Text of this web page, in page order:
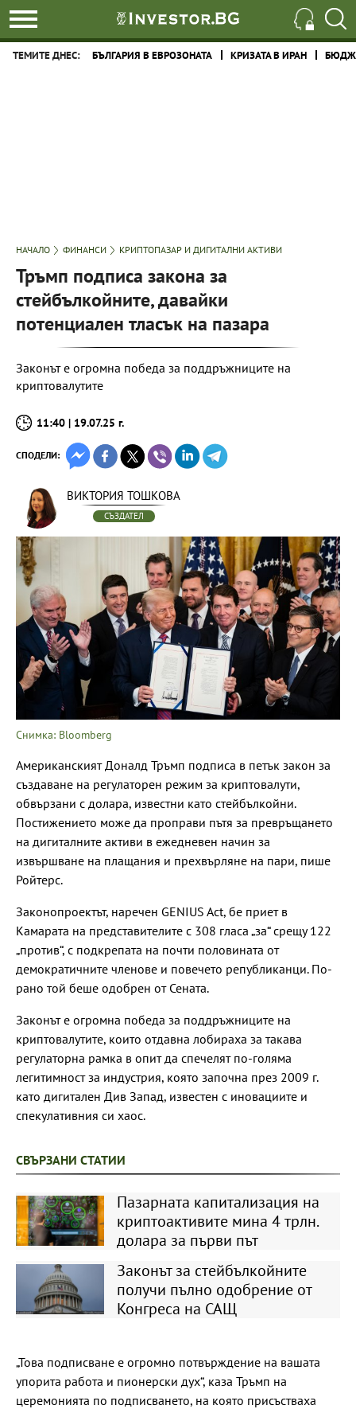
ТЕМИТЕ ДНЕС: БЪЛГАРИЯ В ЕВРОЗОНАТА КРИЗАТА В ИРАН
НАЧАЛО ФИНАНСИ КРИПТОПАЗАР И ДИГИТАЛНИ АКТИВИ
Тръмп подписа закона за
стейбълкойните, давайки
потенциален тласък на пазара
Законът е огромна победа за поддръжниците на
криптовалутите
11:40 | 19.07.25 г.
СПОДЕЛИ:
ВИКТОРИЯ ТОШКОВА
СЪЗДАТЕЛ
Снимка: Bloomberg
Американският Доналд Тръмп подписа в петък закон за
създаване на регулаторен режим за криптовалути,
обвързани с долара, известни като стейбълкойни.
Постижението може да проправи пътя за превръщането
на дигиталните активи в ежедневен начин за
извършване на плащания и прехвърляне на пари, пише
Ройтерс.
Законопроектът, наречен GENIUS Act, бе приет в
Камарата на представителите с 308 гласа „за“ срещу 122
„против“, с подкрепата на почти половината от
демократичните членове и повечето републиканци. По-
рано той беше одобрен от Сената.
Законът е огромна победа за поддръжниците на
криптовалутите, които отдавна лобираха за такава
регулаторна рамка в опит да спечелят по-голяма
легитимност за индустрия, която започна през 2009 г.
като дигитален Див Запад, известен с иновациите и
спекулативния си хаос.
СВЪРЗАНИ СТАТИИ
Пазарната капитализация на
криптоактивите мина 4 трлн.
долара за първи път
Законът за стейбълкойните
получи пълно одобрение от
Конгреса на САЩ
„Това подписване е огромно потвърждение на вашата
упорита работа и пионерски дух“, каза Тръмп на
церемонията по подписването, на която присъстваха